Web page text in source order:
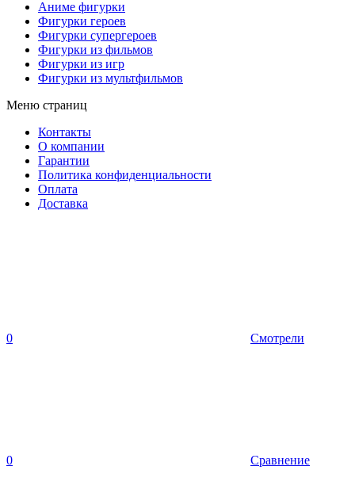
Аниме фигурки
Фигурки героев
Фигурки супергероев
Фигурки из фильмов
Фигурки из игр
Фигурки из мультфильмов
Меню страниц
Контакты
O компании
Гарантии
Политика конфиденциальности
Оплата
Доставка
0 Смотрели
0 Сравнение